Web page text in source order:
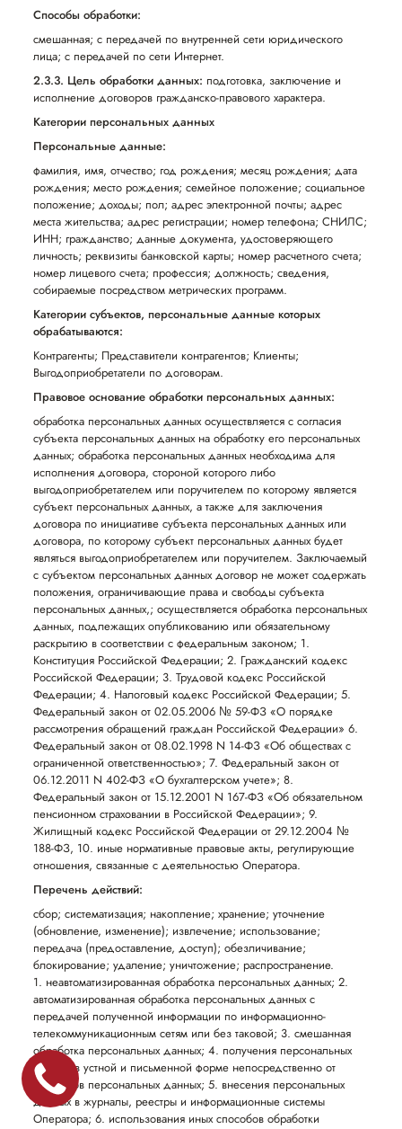
Способы обработки:
смешанная; с передачей по внутренней сети юридического
лица; с передачей по сети Интернет.
2.3.3. Цель обработки данных: подготовка, заключение и
исполнение договоров гражданско-правового характера.
Категории персональных данных
Персональные данные:
фамилия, имя, отчество; год рождения; месяц рождения; дата
рождения; место рождения; семейное положение; социальное
положение; доходы; пол; адрес электронной почты; адрес
места жительства; адрес регистрации; номер телефона; СНИЛС;
ИНН; гражданство; данные документа, удостоверяющего
личность; реквизиты банковской карты; номер расчетного счета;
номер лицевого счета; профессия; должность; сведения,
собираемые посредством метрических программ.
Категории субъектов, персональные данные которых
обрабатываются:
Контрагенты; Представители контрагентов; Клиенты;
Выгодоприобретатели по договорам.
Правовое основание обработки персональных данных:
обработка персональных данных осуществляется с согласия
субъекта персональных данных на обработку его персональных
данных; обработка персональных данных необходима для
исполнения договора, стороной которого либо
выгодоприобретателем или поручителем по которому является
субъект персональных данных, а также для заключения
договора по инициативе субъекта персональных данных или
договора, по которому субъект персональных данных будет
являться выгодоприобретателем или поручителем. Заключаемый
с субъектом персональных данных договор не может содержать
положения, ограничивающие права и свободы субъекта
персональных данных,; осуществляется обработка персональных
данных, подлежащих опубликованию или обязательному
раскрытию в соответствии с федеральным законом; 1.
Конституция Российской Федерации; 2. Гражданский кодекс
Российской Федерации; 3. Трудовой кодекс Российской
Федерации; 4. Налоговый кодекс Российской Федерации; 5.
Федеральный закон от 02.05.2006 № 59-ФЗ «О порядке
рассмотрения обращений граждан Российской Федерации» 6.
Федеральный закон от 08.02.1998 N 14-ФЗ «Об обществах с
ограниченной ответственностью»; 7. Федеральный закон от
06.12.2011 N 402-ФЗ «О бухгалтерском учете»; 8.
Федеральный закон от 15.12.2001 N 167-ФЗ «Об обязательном
пенсионном страховании в Российской Федерации»; 9.
Жилищный кодекс Российской Федерации от 29.12.2004 №
188-ФЗ, 10. иные нормативные правовые акты, регулирующие
отношения, связанные с деятельностью Оператора.
Перечень действий:
сбор; систематизация; накопление; хранение; уточнение
(обновление, изменение); извлечение; использование;
передача (предоставление, доступ); обезличивание;
блокирование; удаление; уничтожение; распространение.
1. неавтоматизированная обработка персональных данных; 2.
автоматизированная обработка персональных данных с
передачей полученной информации по информационно-
телекоммуникационным сетям или без таковой; 3. смешанная
обработка персональных данных; 4. получения персональных
данных в устной и письменной форме непосредственно от
субъектов персональных данных; 5. внесения персональных
данных в журналы, реестры и информационные системы
Оператора; 6. использования иных способов обработки